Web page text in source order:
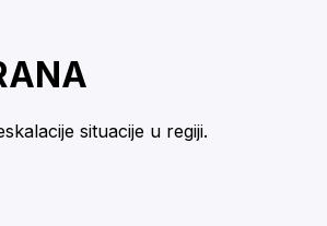
situacije u regiji.